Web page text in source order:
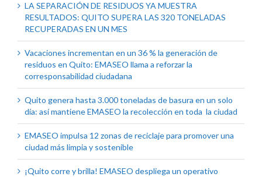
LA SEPARACIÓN DE RESIDUOS YA MUESTRA
RESULTADOS: QUITO SUPERA LAS 320 TONELADAS
RECUPERADAS EN UN MES
Vacaciones incrementan en un 36 % la generación de
residuos en Quito: EMASEO llama a reforzar la
corresponsabilidad ciudadana
Quito genera hasta 3.000 toneladas de basura en un solo
día: así mantiene EMASEO la recolección en toda la ciudad
EMASEO impulsa 12 zonas de reciclaje para promover una
ciudad más limpia y sostenible
¡Quito corre y brilla! EMASEO despliega un operativo